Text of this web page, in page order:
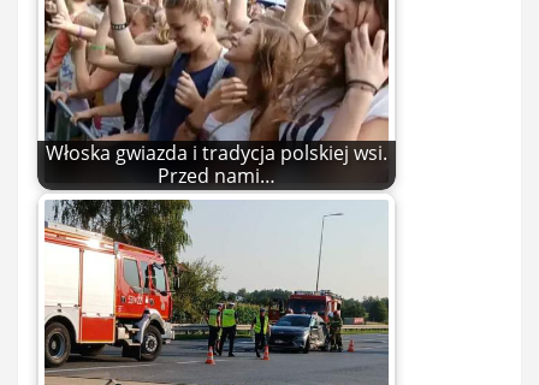
Włoska gwiazda i tradycja polskiej wsi.
Przed nami…